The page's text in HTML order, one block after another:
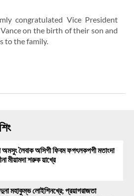
congratulated Vice President
on the birth of their son and
to the family.
অমসুং লৈবাক অসিগী ফিবম ফগৎলকপগী মতাংদা
মীয়ামদা শরুক য়াখ্রে
মহাকুম্ভ লোইশিনখ্রে; প্রয়াগরাজতা